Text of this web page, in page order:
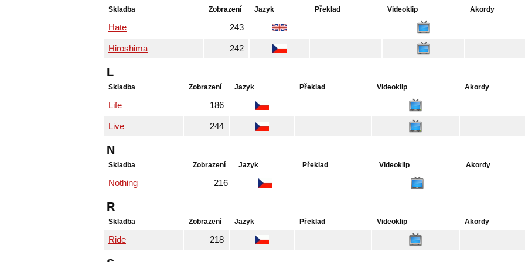
Skladba Zobrazení Jazyk Překlad Videoklip Akordy
Hate 243
Hiroshima 242
L
Skladba Zobrazení Jazyk Překlad Videoklip Akordy
Life 186
Live 244
N
Skladba Zobrazení Jazyk Překlad Videoklip Akordy
Nothing 216
R
Skladba Zobrazení Jazyk Překlad Videoklip Akordy
Ride 218